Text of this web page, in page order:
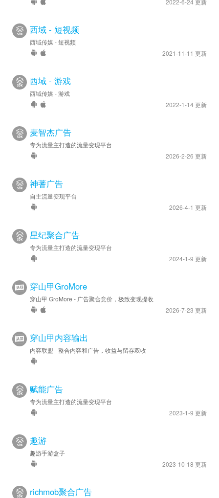
2022-6-24 更新
西域 - 短视频
西域传媒 - 短视频
2021-11-11 更新
西域 - 游戏
西域传媒 - 游戏
2022-1-14 更新
麦智杰广告
专为流量主打造的流量变现平台
2026-2-26 更新
神蓍广告
自主流量变现平台
2026-4-1 更新
星纪聚合广告
专为流量主打造的流量变现平台
2024-1-9 更新
穿山甲GroMore
穿山甲 GroMore - 广告聚合竞价，极致变现提收
2026-7-23 更新
穿山甲内容输出
内容联盟 - 整合内容和广告，收益与留存双收
赋能广告
专为流量主打造的流量变现平台
2023-1-9 更新
趣游
趣游手游盒子
2023-10-18 更新
richmob聚合广告